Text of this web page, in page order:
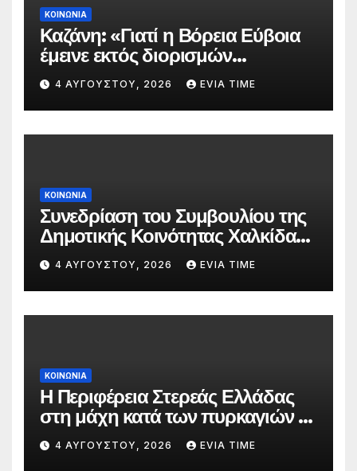
ΚΟΙΝΩΝΙΑ
Καζάνη: «Γιατί η Βόρεια Εύβοια
έμεινε εκτός διορισμών
δασκάλων;»
4 ΑΥΓΟΎΣΤΟΥ, 2026 EVIA TIME
ΚΟΙΝΩΝΙΑ
Συνεδρίαση του Συμβουλίου της
Δημοτικής Κοινότητας Χαλκίδας
την 5 Αυγούστου
4 ΑΥΓΟΎΣΤΟΥ, 2026 EVIA TIME
ΚΟΙΝΩΝΙΑ
Η Περιφέρεια Στερεάς Ελλάδας
στη μάχη κατά των πυρκαγιών –
Δράσεις και στήριξη σε πέντε
περιφερειακές ενότητες
4 ΑΥΓΟΎΣΤΟΥ, 2026 EVIA TIME